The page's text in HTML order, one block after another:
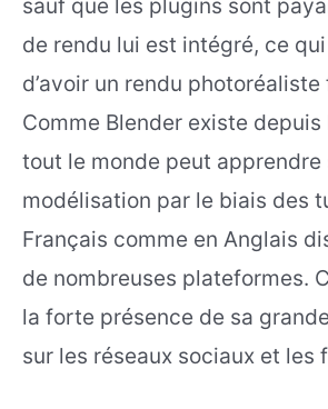
de rendu lui est intégré, ce
d’avoir un rendu
Comme Blender existe
tout le monde peut apprendre
modélisation par le biais des
Français comme en Anglais
de nombreuses plateformes.
la forte présence de sa
sur les réseaux sociaux et les